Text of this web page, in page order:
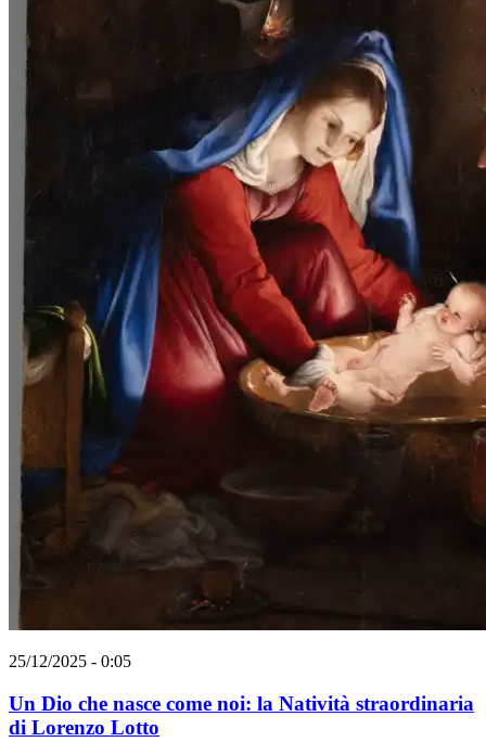
25/12/2025 - 0:05
Un Dio che nasce come noi: la Natività straordinaria
di Lorenzo Lotto